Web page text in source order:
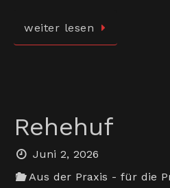
weiter lesen
Rehehuf
Juni 2, 2026
Aus der Praxis - für die